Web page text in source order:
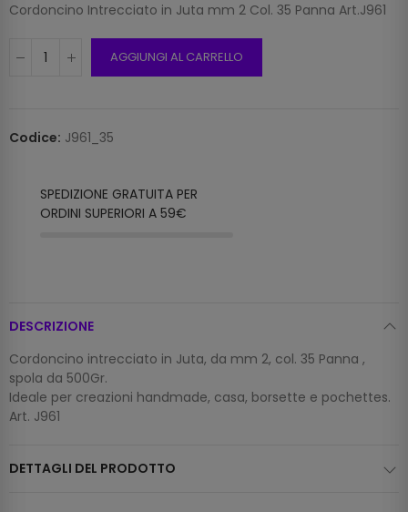
Cordoncino Intrecciato in Juta mm 2 Col. 35 Panna Art.J961
AGGIUNGI AL CARRELLO
Codice: J961_35
SPEDIZIONE GRATUITA PER
ORDINI SUPERIORI A 59€
DESCRIZIONE
Cordoncino intrecciato in Juta, da mm 2, col. 35 Panna ,
spola da 500Gr.
Ideale per creazioni handmade, casa, borsette e pochettes.
Art. J961
DETTAGLI DEL PRODOTTO